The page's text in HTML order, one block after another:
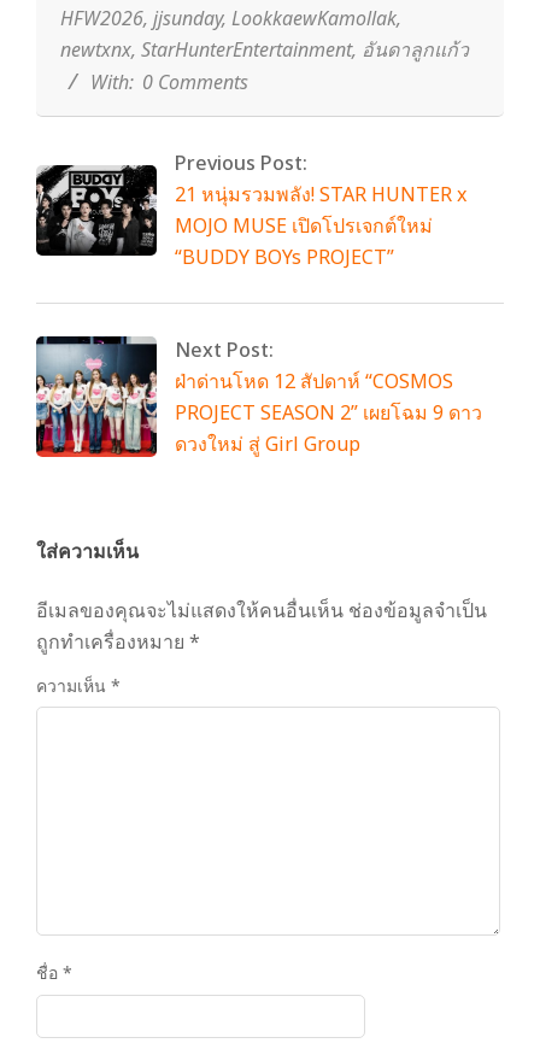
HFW2026, jjsunday, LookkaewKamollak,
newtxnx, StarHunterEntertainment, อันดาลูกแก้ว
With: 0 Comments
Previous Post:
21 หนุ่มรวมพลัง! STAR HUNTER x
MOJO MUSE เปิดโปรเจกต์ใหม่
“BUDDY BOYs PROJECT”
Next Post:
ฝ่าด่านโหด 12 สัปดาห์ “COSMOS
PROJECT SEASON 2” เผยโฉม 9 ดาว
ดวงใหม่ สู่ Girl Group
ใส่ความเห็น
อีเมลของคุณจะไม่แสดงให้คนอื่นเห็น ช่องข้อมูลจำเป็น
ถูกทำเครื่องหมาย *
ความเห็น *
ชื่อ *